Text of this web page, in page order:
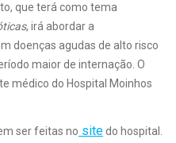
que terá como tema
, irá abordar a
doenças agudas de alto risco
maior de internação. O
médico do Hospital Moinhos
ser feitas no sitedo hospital.